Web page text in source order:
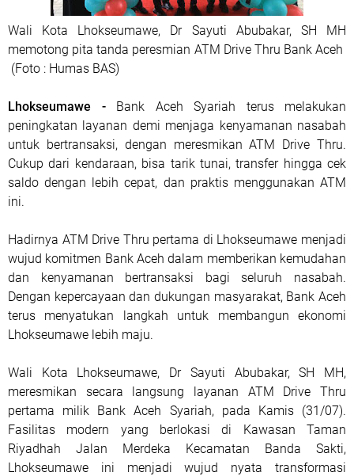
Wali Kota Lhokseumawe, Dr Sayuti Abubakar, SH MH
memotong pita tanda peresmian ATM Drive Thru Bank Aceh
(Foto : Humas BAS)
Lhokseumawe - Bank Aceh Syariah terus melakukan
peningkatan layanan demi menjaga kenyamanan nasabah
untuk bertransaksi, dengan meresmikan ATM Drive Thru.
Cukup dari kendaraan, bisa tarik tunai, transfer hingga cek
saldo dengan lebih cepat, dan praktis menggunakan ATM
ini.
Hadirnya ATM Drive Thru pertama di Lhokseumawe menjadi
wujud komitmen Bank Aceh dalam memberikan kemudahan
dan kenyamanan bertransaksi bagi seluruh nasabah.
Dengan kepercayaan dan dukungan masyarakat, Bank Aceh
terus menyatukan langkah untuk membangun ekonomi
Lhokseumawe lebih maju.
Wali Kota Lhokseumawe, Dr Sayuti Abubakar, SH MH,
meresmikan secara langsung layanan ATM Drive Thru
pertama milik Bank Aceh Syariah, pada Kamis (31/07).
Fasilitas modern yang berlokasi di Kawasan Taman
Riyadhah Jalan Merdeka Kecamatan Banda Sakti,
Lhokseumawe ini menjadi wujud nyata transformasi